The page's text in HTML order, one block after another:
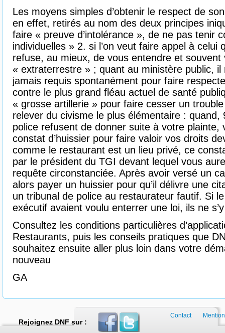
Les moyens simples d’obtenir le respect de
en effet, retirés au nom des deux principes
faire « preuve d’intolérance », de ne pas tenir
individuelles » 2. si l’on veut faire appel à celui
refuse, au mieux, de vous entendre et
« extraterrestre » ; quant au ministère public, il
jamais requis spontanément pour faire
contre le plus grand fléau actuel de santé
« grosse artillerie » pour faire cesser un
relever du civisme le plus élémentaire :
police refusent de donner suite à votre plainte,
constat d’huissier pour faire valoir vos droits
comme le restaurant est un lieu privé, ce
par le président du TGI devant lequel vous
requête circonstanciée. Après avoir versé un
alors payer un huissier pour qu’il délivre une
un tribunal de police au restaurateur fautif. Si
exécutif avaient voulu enterrer une loi, ils ne
Consultez les conditions particulières
Restaurants, puis les conseils pratiques que
souhaitez ensuite aller plus loin dans votre
nouveau
GA
Rejoignez DNF sur :
Contact